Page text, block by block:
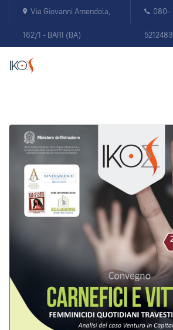
Via Giovanni Amendola,
162/1 - BARI (BA)
080-
5212483